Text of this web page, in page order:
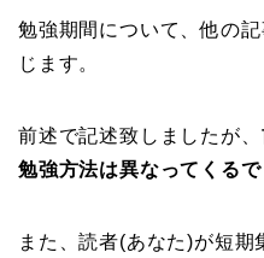
勉強期間について、他の
じます。
前述で記述致しましたが、
勉強方法は異なってくるで
また、読者(あなた)が短